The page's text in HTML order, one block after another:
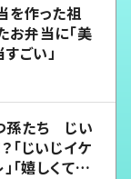
を作った祖
弁当に「美
ごい」
孫たち じい
「じいじイケ
「嬉しくて可